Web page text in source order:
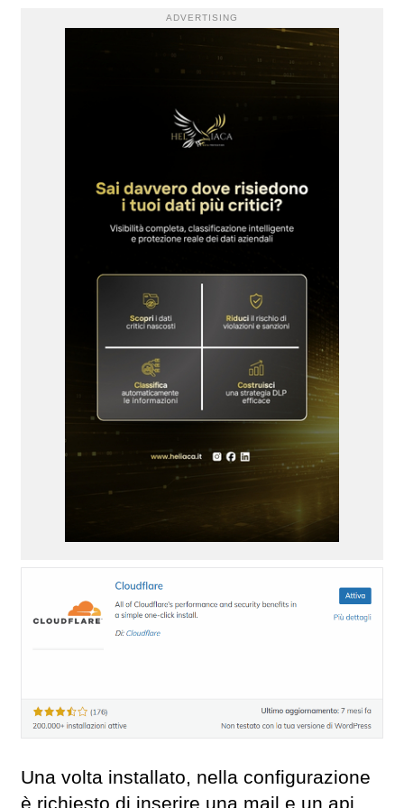
ADVERTISING
Una volta installato, nella configurazione